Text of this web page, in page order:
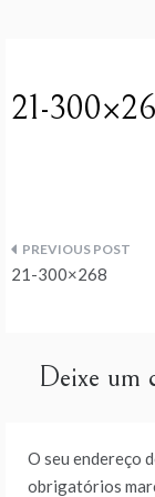
21-
Navegação
artigos
21-300×268
Deixe um
O seu endereço
obrigatórios